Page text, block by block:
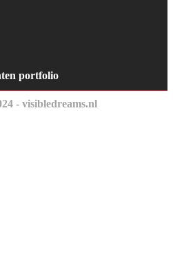
portfolio
- visibledreams.nl